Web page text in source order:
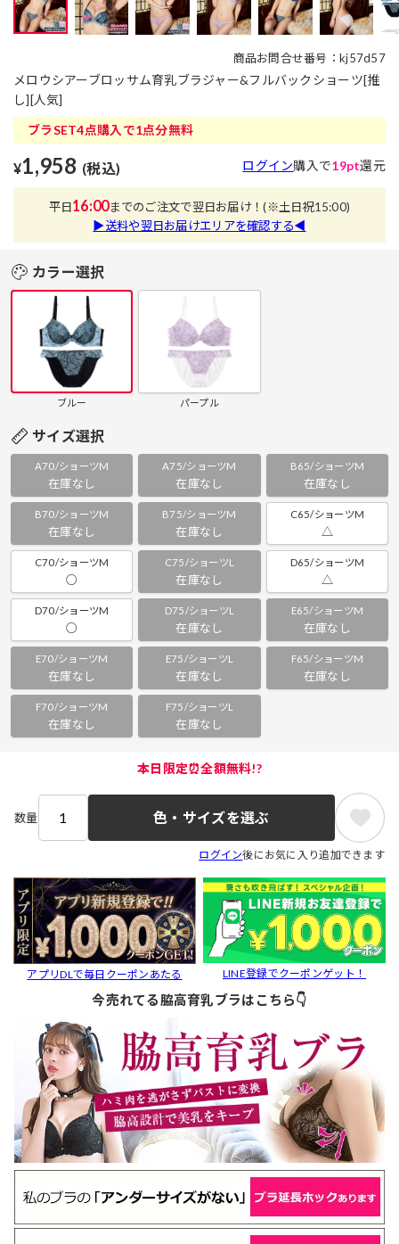
商品お問合せ番号：kj57d57
メロウシアーブロッサム育乳ブラジャー&フルバックショーツ[推
し][人気]
ブラSET4点購入で1点分無料
¥1,958 (税込) ログイン購入で19pt還元
平日16:00までのご注文で翌日お届け！(※土日祝15:00)
▶送料や翌日お届けエリアを確認する◀
カラー選択
ブルー パープル
サイズ選択
A70/ショーツM
在庫なし
A75/ショーツM
在庫なし
B65/ショーツM
在庫なし
B70/ショーツM
在庫なし
B75/ショーツM
在庫なし
C65/ショーツM
△
C70/ショーツM
○
C75/ショーツL
在庫なし
D65/ショーツM
△
D70/ショーツM
○
D75/ショーツL
在庫なし
E65/ショーツM
在庫なし
E70/ショーツM
在庫なし
E75/ショーツL
在庫なし
F65/ショーツM
在庫なし
F70/ショーツM
在庫なし
F75/ショーツL
在庫なし
本日限定⏰全額無料!?
数量 色・サイズを選ぶ
ログイン後にお気に入り追加できます
アプリDLで毎日クーポンあたる LINE登録でクーポンゲット！
今売れてる脇高育乳ブラはこちら👇